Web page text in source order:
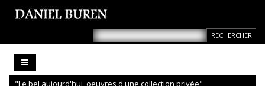
"Le bel aujourd'hui, oeuvres d'une collection privée"